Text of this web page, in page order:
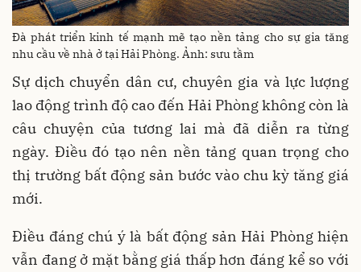
Đà phát triển kinh tế mạnh mẽ tạo nền tảng cho sự gia tăng
nhu cầu về nhà ở tại Hải Phòng. Ảnh: sưu tầm
Sự dịch chuyển dân cư, chuyên gia và lực lượng
lao động trình độ cao đến Hải Phòng không còn là
câu chuyện của tương lai mà đã diễn ra từng
ngày. Điều đó tạo nên nền tảng quan trọng cho
thị trường bất động sản bước vào chu kỳ tăng giá
mới.
Điều đáng chú ý là bất động sản Hải Phòng hiện
vẫn đang ở mặt bằng giá thấp hơn đáng kể so với